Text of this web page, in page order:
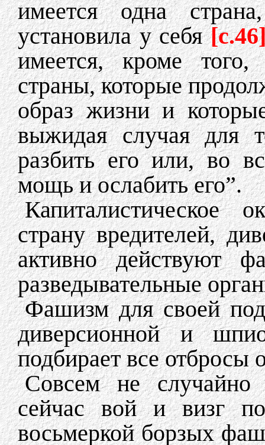
имеется одна
установила у себя
имеется, кроме
страны, которые
образ жизни и
выжидая случая для
разбить его или, во
мощь и ослабить его”.
Капиталистическое
страну вредителей,
активно действуют
разведывательные
Фашизм для своей
диверсионной и
подбирает все отбросы
Совсем не случайно
сейчас вой и визг
восьмеркой борзых